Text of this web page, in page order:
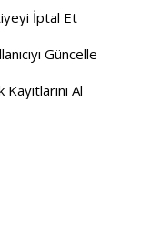
İptal Et
Güncelle
Kayıtlarını Al